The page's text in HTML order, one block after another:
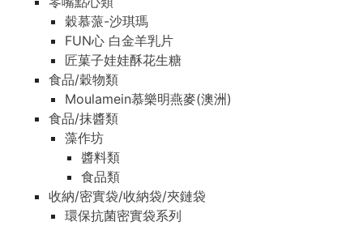
穀慕蒎-沙琪瑪
FUN心 白金羊乳片
匠菓子娃娃酥花生糖
食品/穀物類
Moulamein慕樂明燕麥(澳洲)
食品/抹醬類
藻作坊
醬料類
食品類
收納/密實袋/收納袋/夾鏈袋
環保抗菌密實袋系列